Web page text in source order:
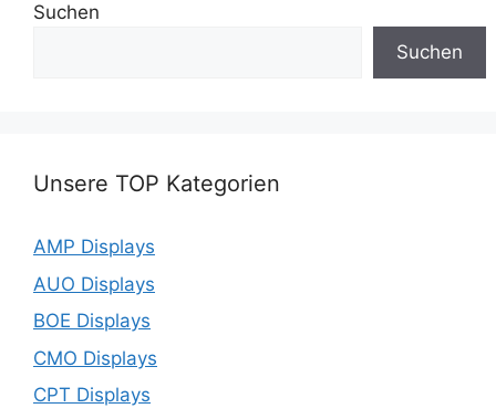
Suchen
Suchen
Unsere TOP Kategorien
AMP Displays
AUO Displays
BOE Displays
CMO Displays
CPT Displays